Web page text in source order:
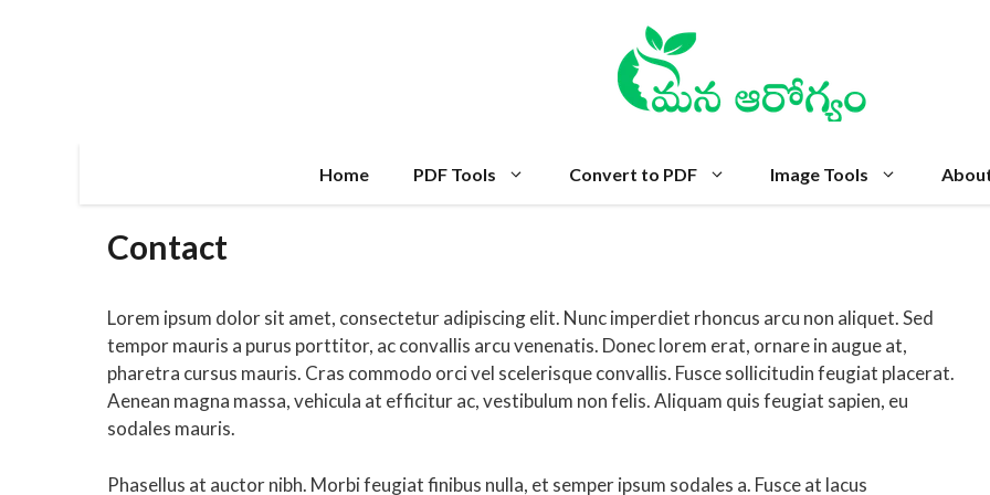
Home PDF Tools Convert to PDF Image Tools
Contact
Lorem ipsum dolor sit amet, consectetur adipiscing elit. Nunc imperdiet rhoncus arcu non aliquet. Sed
tempor mauris a purus porttitor, ac convallis arcu venenatis. Donec lorem erat, ornare in augue at,
pharetra cursus mauris. Cras commodo orci vel scelerisque convallis. Fusce sollicitudin feugiat placerat.
Aenean magna massa, vehicula at efficitur ac, vestibulum non felis. Aliquam quis feugiat sapien, eu
sodales mauris.
Phasellus at auctor nibh. Morbi feugiat finibus nulla, et semper ipsum sodales a. Fusce at lacus